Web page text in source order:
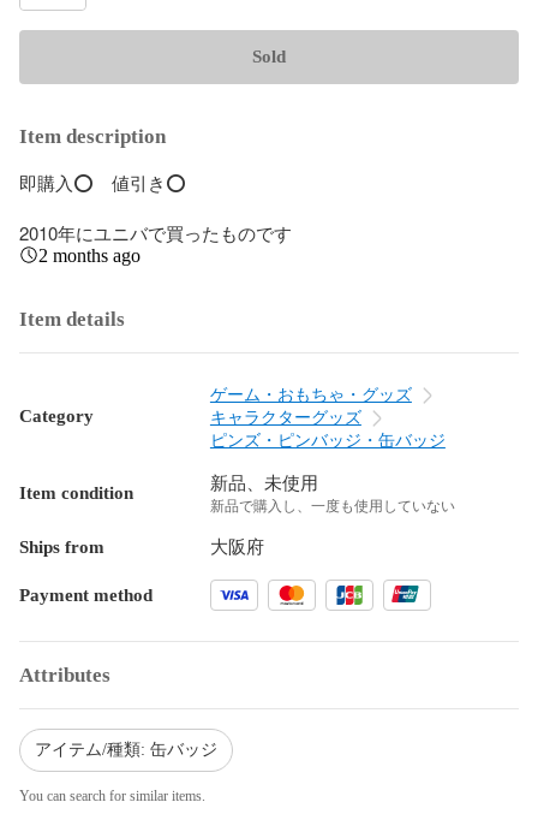
Sold
Item description
即購入️⭕️　値引き️⭕️
2010年にユニバで買ったものです
2 months ago
Item details
Category
ゲーム・おもちゃ・グッズ
キャラクターグッズ
ピンズ・ピンバッジ・缶バッジ
Item condition 新品、未使用
新品で購入し、一度も使用していない
Ships from 大阪府
Payment method
Attributes
アイテム/種類: 缶バッジ
You can search for similar items.